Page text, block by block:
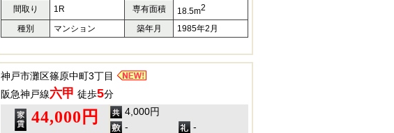
間取り
1R 専有面積 18.5m2
種別 マンション 築年月
1985年2月
神戸市灘区篠原中町3丁目
阪急神戸線六甲 徒歩5分
44,000円
4,000円
-
-